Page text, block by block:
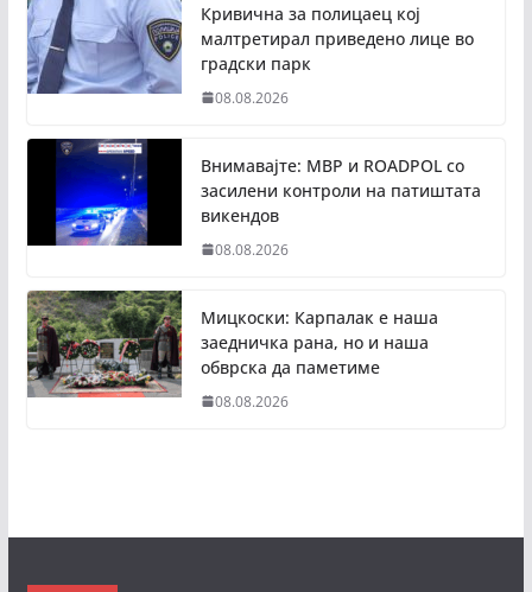
Кривична за полицаец кој
малтретирал приведено лице во
градски парк
08.08.2026
Внимавајте: МВР и ROADPOL со
засилени контроли на патиштата
викендов
08.08.2026
Мицкоски: Карпалак е наша
заедничка рана, но и наша
обврска да паметиме
08.08.2026